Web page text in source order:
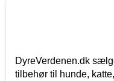
DyreVerdenen.dk
tilbehør til hunde,